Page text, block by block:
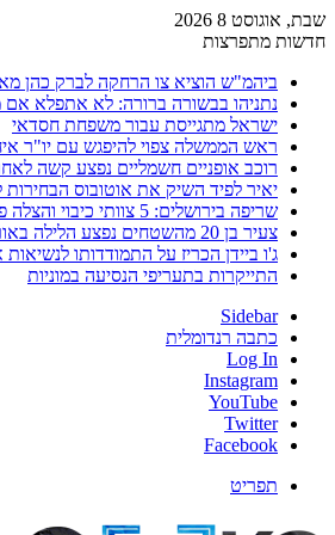
שבת, אוגוסט 8 2026
חדשות מתפרצות
ביהמ"ש הוציא צו הרחקה לברק כהן
נתניהו בבשורה ברורה: לא אתפלא אם
ישראל מתגייסת עבור משפחת חסדאי
ראש הממשלה צפוי להיפגש עם יו"ר
רוכב אופניים חשמליים נפצע קשה
יאיר לפיד השיק את אוטובוס הבחירות
שריפה בירושלים: 5 צוותי כיבוי והצלה פועלים כעת במקום
צעיר בן 20 מהשטחים נפצע הלילה באורח בינוני מירי ברחוב הנשיא וייצמן בחדרה
ג'ו ביידן הכריז על התמודדותו לנשיאות
התייקרות בתעריפי הנסיעה במוניות
Sidebar
כתבה רנדומלית
Log In
Instagram
YouTube
Twitter
Facebook
תפריט